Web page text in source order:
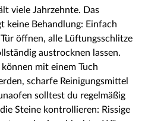
viele Jahrzehnte. Das
keine Behandlung: Einfach
öffnen, alle Lüftungsschlitze
austrocknen lassen.
mit einem Tuch
scharfe Reinigungsmittel
solltest du regelmäßig
Steine kontrollieren: Rissige